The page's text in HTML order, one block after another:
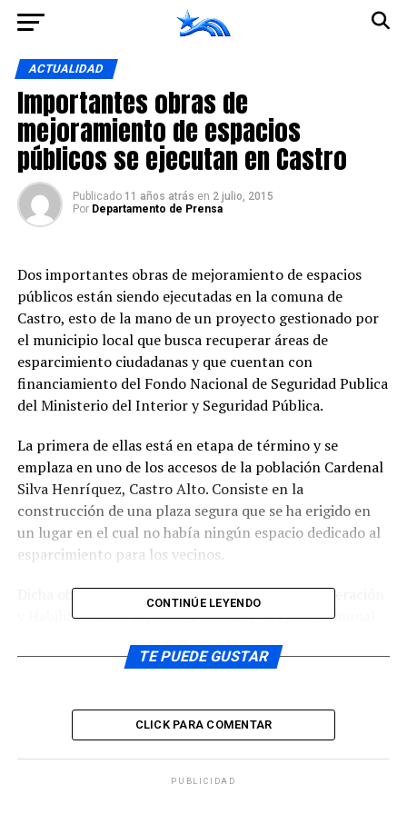
ACTUALIDAD
Importantes obras de
mejoramiento de espacios
públicos se ejecutan en Castro
Publicado 11 años atrás en 2 julio, 2015
Por Departamento de Prensa
Dos importantes obras de mejoramiento de espacios
públicos están siendo ejecutadas en la comuna de
Castro, esto de la mano de un proyecto gestionado por
el municipio local que busca recuperar áreas de
esparcimiento ciudadanas y que cuentan con
financiamiento del Fondo Nacional de Seguridad Publica
del Ministerio del Interior y Seguridad Pública.
La primera de ellas está en etapa de término y se
emplaza en uno de los accesos de la población Cardenal
Silva Henríquez, Castro Alto. Consiste en la
construcción de una plaza segura que se ha erigido en
un lugar en el cual no había ningún espacio dedicado al
esparcimiento para los vecinos.
Dicha obra se enmarca dentro del Plan de Recuperación
y Habilitación de Espacios Públicos y del plan comunal
la capital chilota, iniciativa que ha permitido poder
Según comentó Lorena Barría, encargada de la oficina
de Seguridad Pública de la Municipalidad castreña, estas
obras se enmarcan dentro del proyecto “Acceso seguro a
CONTINÚE LEYENDO
TE PUEDE GUSTAR
CLICK PARA COMENTAR
PUBLICIDAD
Ir a la versión móvil